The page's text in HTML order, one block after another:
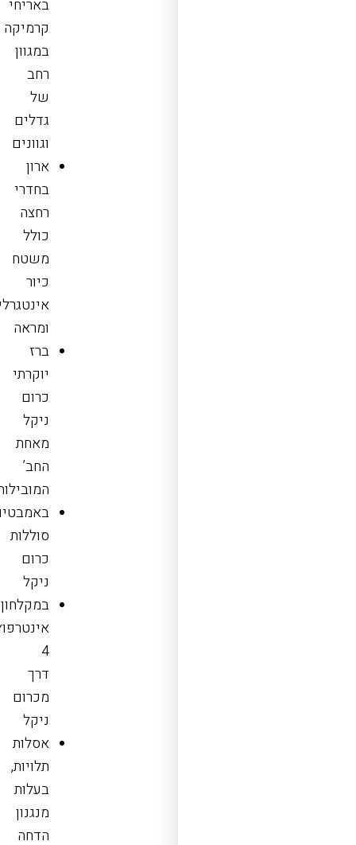
באריחי
קרמיקה
במגוון
רחב
של
גדלים
וגוונים
ארון
בחדרי
רחצה
כולל
משטח
כיור
ומראה
ברז
יוקרתי
כרום
ניקל
מאחת
החב’
סוללות
כרום
ניקל
במקלחון
4
דרך
מכרום
ניקל
אסלות
תלויות,
בעלות
מנגנון
הדחה